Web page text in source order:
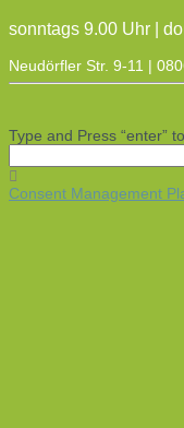
sonntags 9.00 Uhr |
Neudörfler Str. 9-11 |
Type and Press “enter”
Consent Management